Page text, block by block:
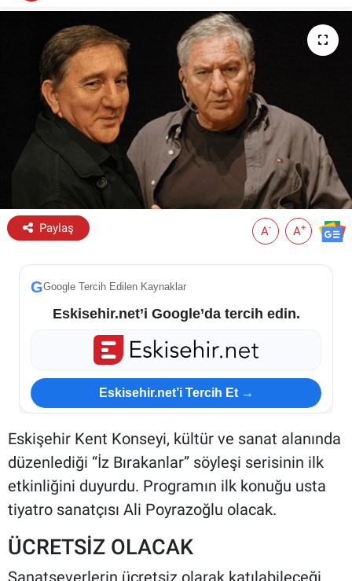
Paylaş A- A+
GGoogle Tercih Edilen Kaynaklar
Eskisehir.net’i Google’da tercih edin.
Eskisehir.net’i Tercih Et →
Eskişehir Kent Konseyi, kültür ve sanat alanında
düzenlediği “İz Bırakanlar” söyleşi serisinin ilk
etkinliğini duyurdu. Programın ilk konuğu usta
tiyatro sanatçısı Ali Poyrazoğlu olacak.
ÜCRETSİZ OLACAK
ESKİŞEHİR NÖBETÇİ ECZANELER
Eskişehir Haber İçerikleri
Eskişehir Hava Durumu
Eskişehir Tramvay Saatleri
Eskişehir Otobüs Saatleri